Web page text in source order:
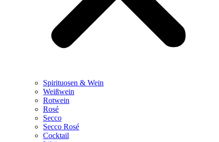
Spirituosen & Wein
Weißwein
Rotwein
Rosé
Secco
Secco Rosé
Cocktail